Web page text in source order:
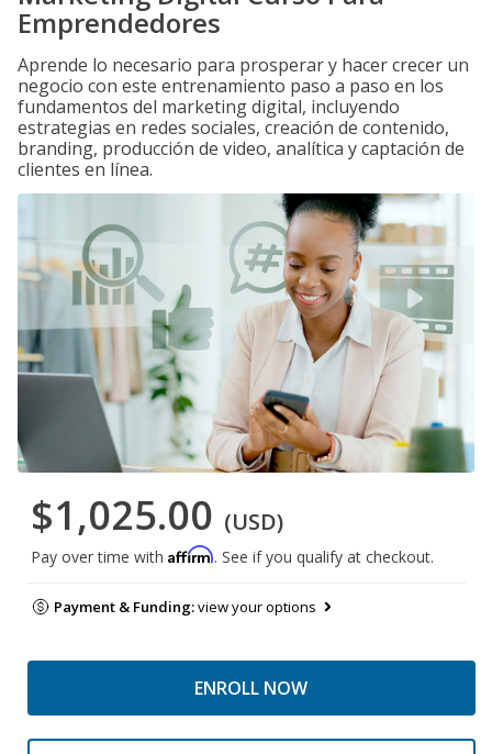
Emprendedores
Aprende lo necesario para prosperar y hacer crecer un
negocio con este entrenamiento paso a paso en los
fundamentos del marketing digital, incluyendo
estrategias en redes sociales, creación de contenido,
branding, producción de video, analítica y captación de
clientes en línea.
$1,025.00 (USD)
Pay over time with Affirm. See if you qualify at checkout.
Payment & Funding:view your options
ENROLL NOW